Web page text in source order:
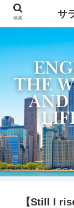
【Still I
検索 サ